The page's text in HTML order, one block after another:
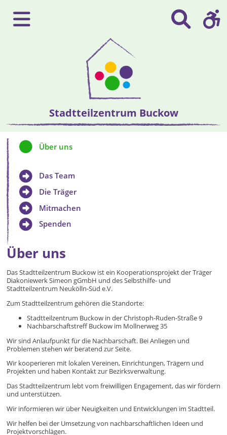
Stadtteilzentrum Buckow
Über uns
Das Stadtteilzentrum Buckow ist ein Kooperationsprojekt der Träger
Diakoniewerk Simeon gGmbH und des Selbsthilfe- und
Stadtteilzentrum Neukölln-Süd e.V.
Zum Stadtteilzentrum gehören die Standorte:
Stadtteilzentrum Buckow in der Christoph-Ruden-Straße 9
Nachbarschaftstreff Buckow im Mollnerweg 35
Wir sind Anlaufpunkt für die Nachbarschaft. Bei Anliegen und
Problemen stehen wir beratend zur Seite.
Wir kooperieren mit lokalen Vereinen, Einrichtungen, Trägern und
Projekten und haben Kontakt zur Bezirksverwaltung.
Das Stadtteilzentrum lebt vom freiwilligen Engagement, das wir fördern
und unterstützen.
Wir informieren wir über Neuigkeiten und Entwicklungen im Stadtteil.
Wir helfen bei der Umsetzung von nachbarschaftlichen Ideen und
Projektvorschlägen.
Über uns
Das Team
Die Träger
Mitmachen
Spenden